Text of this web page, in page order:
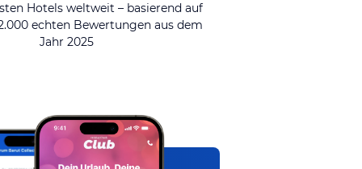
Hotels weltweit – basierend auf
echten Bewertungen aus dem
Jahr 2025